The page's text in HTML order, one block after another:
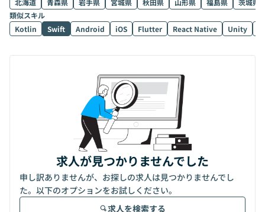
北海道
青森県 岩手県 宮城県 秋田県 山形県 福島県
茨城県
類似スキル
Kotlin
Swift Android iOS Flutter React Native Unity
求人が見つかりませんでした
申し訳ありませんが、お探しの求人は見つかりませんでし
た。以下のオプションをお試しください。
求人を検索する